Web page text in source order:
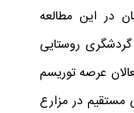
در این مطالعه
روستایی
عرصه توریسم
مستقیم در مزارع